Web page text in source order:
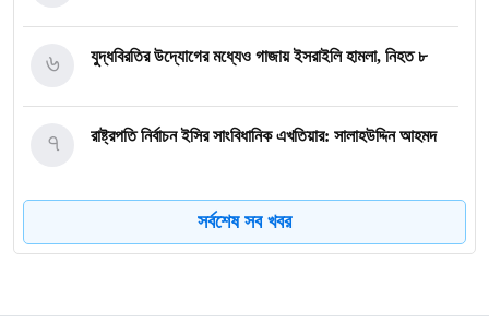
যুদ্ধবিরতির উদ্যোগের মধ্যেও গাজায় ইসরাইলি হামলা, নিহত ৮
৬
রাষ্ট্রপতি নির্বাচন ইসির সাংবিধানিক এখতিয়ার: সালাহউদ্দিন আহমদ
৭
‘জুলাইয়ের লেন্স’ প্রদর্শনীতে ফুটে উঠেছে গণঅভ্যুত্থানের ভয়াবহতা
সর্বশেষ সব খবর